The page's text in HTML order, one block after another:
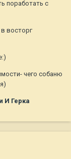
поработать с
восторг
чего собаню
И Герка